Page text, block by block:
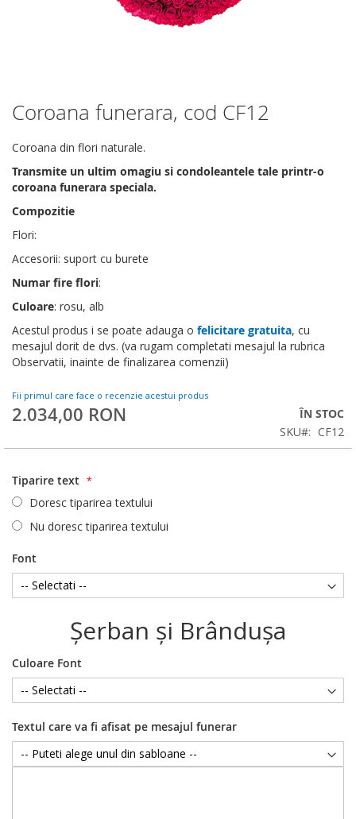
Coroana funerara, cod CF12
Coroana din flori naturale.
Transmite un ultim omagiu si condoleantele tale printr-o
coroana funerara speciala.
Compozitie
Flori:
Accesorii: suport cu burete
Numar fire flori:
Culoare: rosu, alb
Acestul produs i se poate adauga o felicitare gratuita, cu
mesajul dorit de dvs. (va rugam completati mesajul la rubrica
Observatii, inainte de finalizarea comenzii)
Fii primul care face o recenzie acestui produs
2.034,00 RON
ÎN STOC
SKU
CF12
Tiparire text
Doresc tiparirea textului
Nu doresc tiparirea textului
Font
Şerban şi Brânduşa
Culoare Font
Textul care va fi afisat pe mesajul funerar
Skip
to
the
beginning
of
the
images
gallery